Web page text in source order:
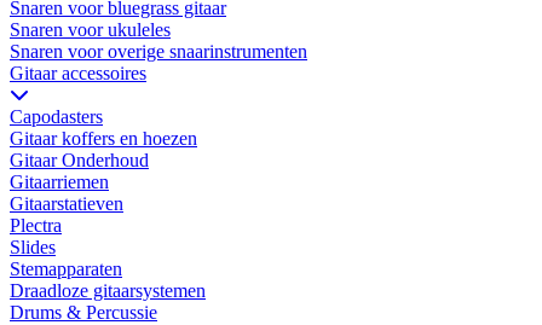
Snaren voor bluegrass gitaar
Snaren voor ukuleles
Snaren voor overige snaarinstrumenten
Gitaar accessoires
Capodasters
Gitaar koffers en hoezen
Gitaar Onderhoud
Gitaarriemen
Gitaarstatieven
Plectra
Slides
Stemapparaten
Draadloze gitaarsystemen
Drums & Percussie